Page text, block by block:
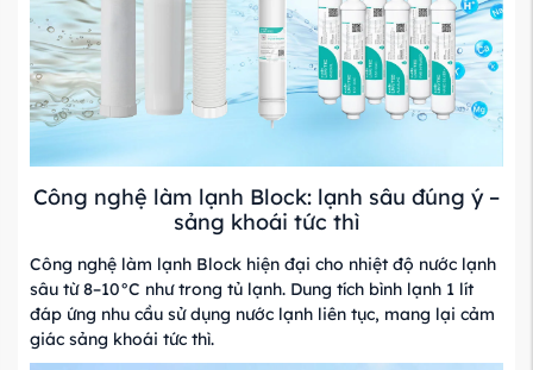
Công nghệ làm lạnh Block: lạnh sâu đúng ý –
sảng khoái tức thì
Công nghệ làm lạnh Block hiện đại cho nhiệt độ nước lạnh
sâu từ 8–10°C như trong tủ lạnh. Dung tích bình lạnh 1 lít
đáp ứng nhu cầu sử dụng nước lạnh liên tục, mang lại cảm
giác sảng khoái tức thì.